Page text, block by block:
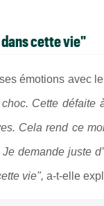
cette vie"
émotions avec
Cette
Cela rend ce
demande juste
vie", a-t-elle